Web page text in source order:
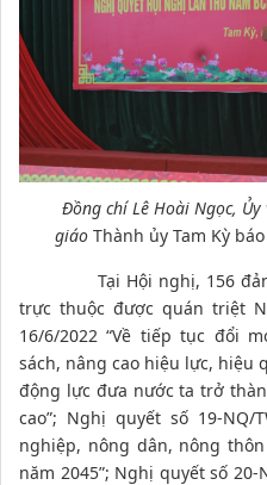
Đồng chí Lê Hoài Ngọc, Ủy
giáo Thành ủy Tam Kỳ
Tại Hội nghị, 156 đảng
trực thuộc được quán triệt
16/6/2022 “Về tiếp tục đổi
sách, nâng cao hiệu lực, hiệu
động lực đưa nước ta trở
cao”; Nghị quyết số 19-NQ/
nghiệp, nông dân, nông
năm 2045”; Nghị quyết số 20-